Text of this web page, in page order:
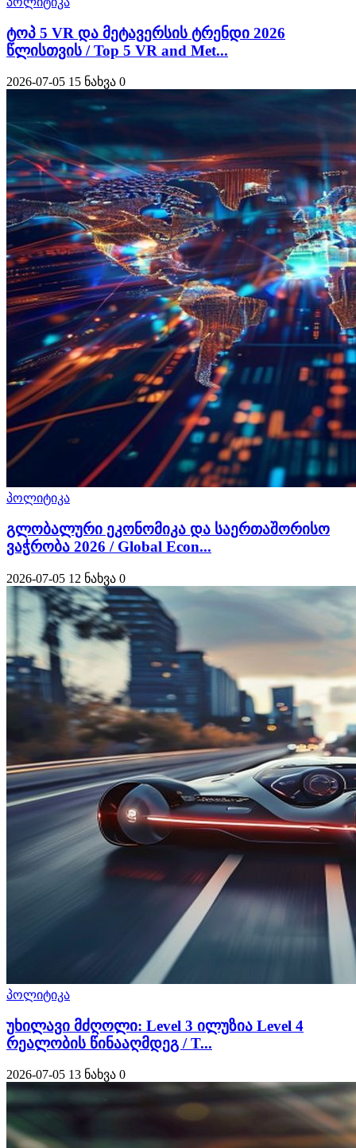
ტოპ 5 VR და მეტავერსის ტრენდი 2026
წლისთვის / Top 5 VR and Met...
2026-07-05 15 ნახვა 0
პოლიტიკა
გლობალური ეკონომიკა და საერთაშორისო
ვაჭრობა 2026 / Global Econ...
2026-07-05 12 ნახვა 0
პოლიტიკა
უხილავი მძღოლი: Level 3 ილუზია Level 4
რეალობის წინააღმდეგ / T...
2026-07-05 13 ნახვა 0